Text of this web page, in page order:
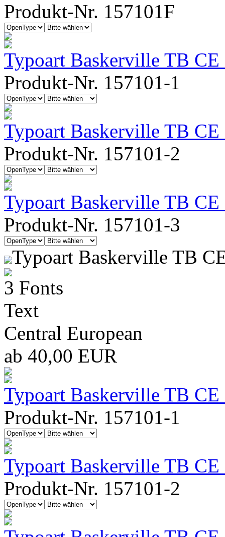
Produkt-Nr. 157101F
Typoart Baskerville TB CE
Produkt-Nr. 157101-1
Typoart Baskerville TB
Produkt-Nr. 157101-2
Typoart Baskerville TB
Produkt-Nr. 157101-3
Typoart Baskerville TB
3 Fonts
Text
Central European
ab 40,00 EUR
Typoart Baskerville TB CE
Produkt-Nr. 157101-1
Typoart Baskerville TB
Produkt-Nr. 157101-2